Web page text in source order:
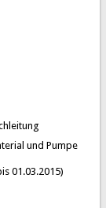
und Pumpe
01.03.2015)